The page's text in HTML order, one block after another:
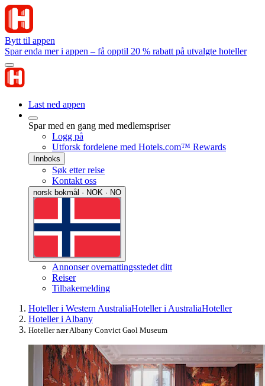
Bytt til appen
Spar enda mer i appen – få opptil 20 % rabatt på utvalgte hoteller
Last ned appen
Spar med en gang med medlemspriser
Logg på
Utforsk fordelene med Hotels.com™ Rewards
Innboks
Søk etter reise
Kontakt oss
norsk bokmål · NOK · NO
Annonser overnattingsstedet ditt
Reiser
Tilbakemelding
Hoteller i Western AustraliaHoteller i AustraliaHoteller
Hoteller i Albany
Hoteller nær Albany Convict Gaol Museum